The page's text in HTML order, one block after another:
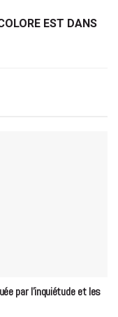
EST DANS
par l’inquiétude et les